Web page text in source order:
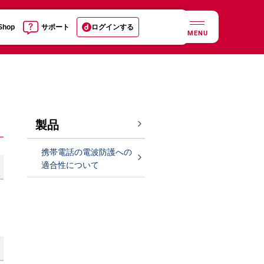
サポート ログインする
MENU
製品
携帯電話の電波防護への
適合性について